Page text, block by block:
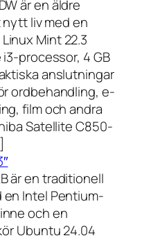
är en äldre
liv med en
Mint 22.3
i3-processor, 4 GB
anslutningar
ordbehandling, e-
film och andra
Satellite C850-
är en traditionell
en Intel Pentium-
och en
Ubuntu 24.04